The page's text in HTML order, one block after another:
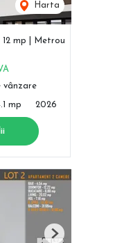
Harta
mp | Metrou
vânzare
mp 2026
Next